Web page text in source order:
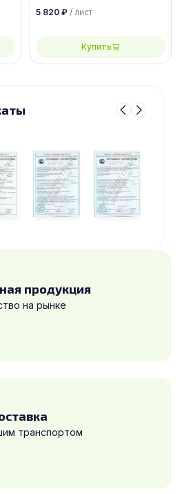
5 820 ₽ / лист
Купить
продукция
на рынке
транспортом